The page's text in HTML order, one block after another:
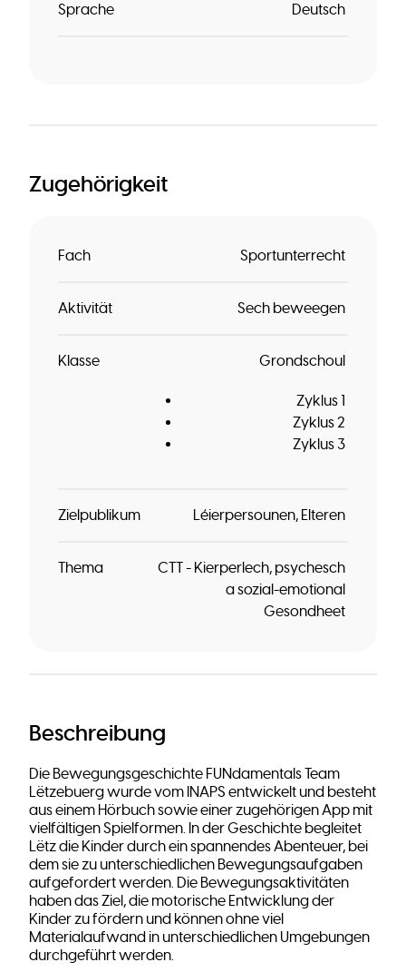
Sprache Deutsch
Zugehörigkeit
Fach Sportunterrecht
Aktivität Sech beweegen
Klasse Grondschoul
Zyklus 1
Zyklus 2
Zyklus 3
Zielpublikum Léierpersounen Elteren
Thema
CTT - Kierperlech, psychesch
a sozial-emotional
Gesondheet
Beschreibung
Die Bewegungsgeschichte FUNdamentals Team
Lëtzebuerg wurde vom INAPS entwickelt und besteht
aus einem Hörbuch sowie einer zugehörigen App mit
vielfältigen Spielformen. In der Geschichte begleitet
Lëtz die Kinder durch ein spannendes Abenteuer, bei
dem sie zu unterschiedlichen Bewegungsaufgaben
aufgefordert werden. Die Bewegungsaktivitäten
haben das Ziel, die motorische Entwicklung der
Kinder zu fördern und können ohne viel
Materialaufwand in unterschiedlichen Umgebungen
durchgeführt werden.